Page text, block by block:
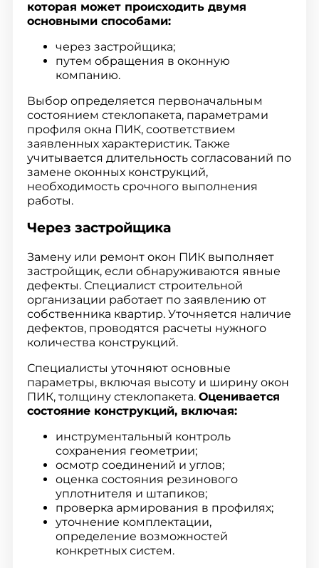
которая может происходить двумя
основными способами:
через застройщика;
путем обращения в оконную
компанию.
Выбор определяется первоначальным
состоянием стеклопакета, параметрами
профиля окна ПИК, соответствием
заявленных характеристик. Также
учитывается длительность согласований по
замене оконных конструкций,
необходимость срочного выполнения
работы.
Через застройщика
Замену или ремонт окон ПИК выполняет
застройщик, если обнаруживаются явные
дефекты. Специалист строительной
организации работает по заявлению от
собственника квартир. Уточняется наличие
дефектов, проводятся расчеты нужного
количества конструкций.
Специалисты уточняют основные
параметры, включая высоту и ширину окон
ПИК, толщину стеклопакета. Оценивается
состояние конструкций, включая:
инструментальный контроль
сохранения геометрии;
осмотр соединений и углов;
оценка состояния резинового
уплотнителя и штапиков;
проверка армирования в профилях;
уточнение комплектации,
определение возможностей
конкретных систем.